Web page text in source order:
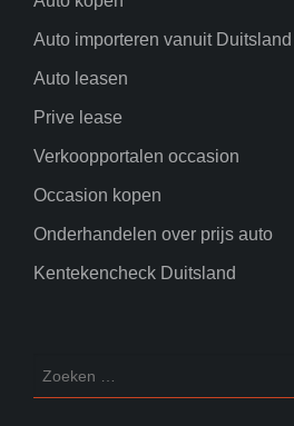
Auto importeren vanuit Duitsland
Auto leasen
Prive lease
Verkoopportalen occasion
Occasion kopen
Onderhandelen over prijs auto
Kentekencheck Duitsland